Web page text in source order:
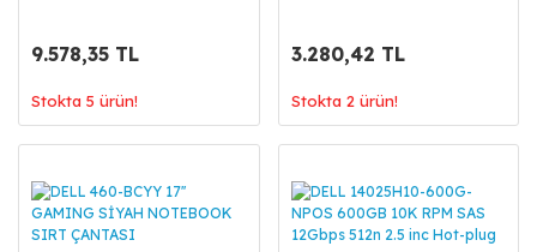
9.578,35 TL
Stokta 5 ürün!
3.280,42 TL
Stokta 2 ürün!